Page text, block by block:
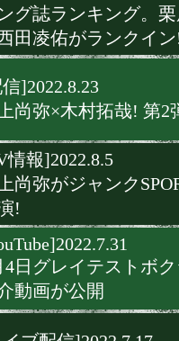
[SQ1]2022.8.28
ドキュメンタリー
[世界戦]2022.8.27
田中教仁は60年
断ち切れるか?
[ニュース]2022.8.26
リング誌ランキ
と西田凌佑がラン
[配信]2022.8.23